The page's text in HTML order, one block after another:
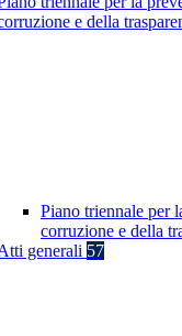
e della
Piano triennale per
corruzione e della
generali 57